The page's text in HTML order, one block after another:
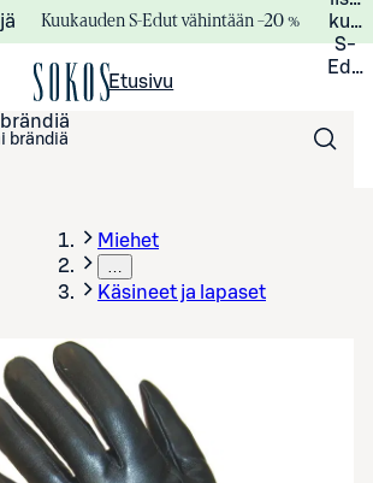
Kuukauden S-Edut vähintään –20 %
S-
Etusivu
Miehet
…
Käsineet ja lapaset